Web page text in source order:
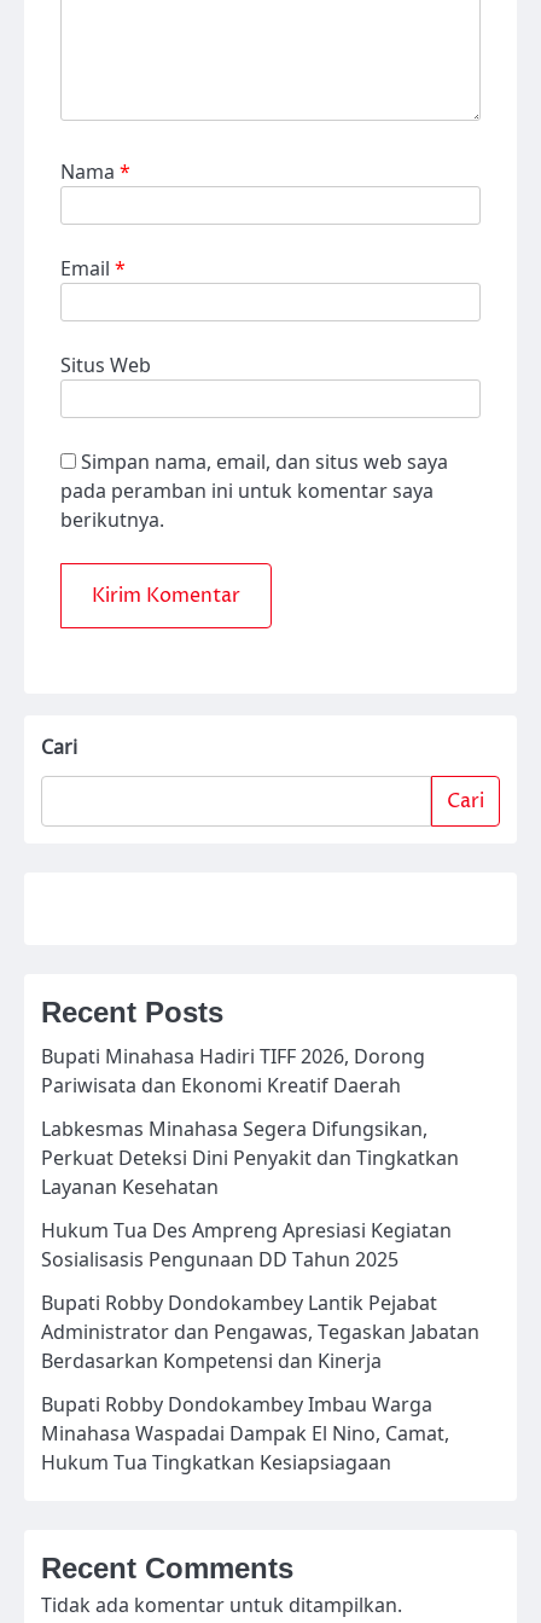
Nama *
Email *
Situs Web
Simpan nama, email, dan situs web saya
pada peramban ini untuk komentar saya
berikutnya.
Cari
Cari
Recent Posts
Bupati Minahasa Hadiri TIFF 2026, Dorong
Pariwisata dan Ekonomi Kreatif Daerah
Labkesmas Minahasa Segera Difungsikan,
Perkuat Deteksi Dini Penyakit dan Tingkatkan
Layanan Kesehatan
Hukum Tua Des Ampreng Apresiasi Kegiatan
Sosialisasis Pengunaan DD Tahun 2025
Bupati Robby Dondokambey Lantik Pejabat
Administrator dan Pengawas, Tegaskan Jabatan
Berdasarkan Kompetensi dan Kinerja
Bupati Robby Dondokambey Imbau Warga
Minahasa Waspadai Dampak El Nino, Camat,
Hukum Tua Tingkatkan Kesiapsiagaan
Recent Comments
Tidak ada komentar untuk ditampilkan.